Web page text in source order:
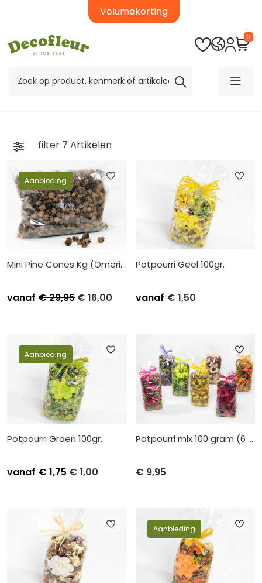
Volumekorting
0
filter 7 Artikelen
Aanbieding
Mini Pine Cones Kg (Omerica)
€29,95
vanaf € 16,00
16,00
Grootverpakking per 10
Potpourri Geel 100gr.
vanaf € 1,50
Grootverpakking per 36
Aanbieding
Potpourri Groen 100gr.
€1,75
vanaf € 1,00
Grootverpakking per 36
Potpourri mix 100 gram (6 zakjes)
€ 9,95
Stuksprijs
9,95
Afname
per 1
Aanbieding